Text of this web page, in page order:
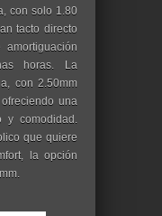
con solo 1.80
tacto directo
horas. La
con 2.50mm
una
y comodidad.
que quiere
la opción